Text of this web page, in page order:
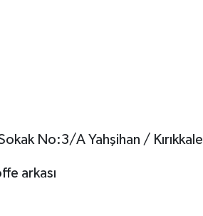
No:3/A Yahşihan / Kırıkkale
arkası